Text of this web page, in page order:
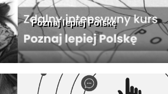
Poznaj lepiej Polskę